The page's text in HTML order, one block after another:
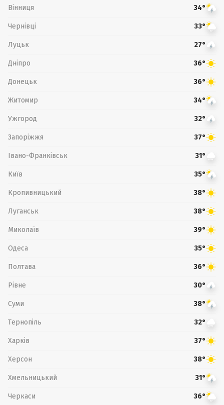
Вінниця 34°
Чернівці 33°
Луцьк 27°
Дніпро 36°
Донецьк 36°
Житомир 34°
Ужгород 32°
Запоріжжя 37°
Івано-Франківськ 31°
Київ 35°
Кропивницький 38°
Луганськ 38°
Миколаїв 39°
Одеса 35°
Полтава 36°
Рівне 30°
Суми 38°
Тернопіль 32°
Харків 37°
Херсон 38°
Хмельницький 31°
Черкаси 36°